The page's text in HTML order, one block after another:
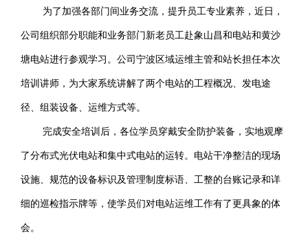
为了加强各部门间业务交流，提升员工专业素养，近日，
公司组织部分职能和业务部门新老员工赴象山昌和电站和黄沙
塘电站进行参观学习。公司宁波区域运维主管和站长担任本次
培训讲师，为大家系统讲解了两个电站的工程概况、发电途
径、组装设备、运维方式等。
完成安全培训后，各位学员穿戴安全防护装备，实地观摩
了分布式光伏电站和集中式电站的运转。电站干净整洁的现场
设施、规范的设备标识及管理制度标语、工整的台账记录和详
细的巡检指示牌等，使学员们对电站运维工作有了更具象的体
会。